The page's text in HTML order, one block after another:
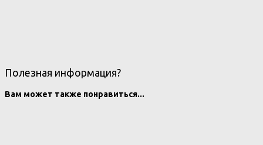
Полезная информация?
Вам может также понравиться...